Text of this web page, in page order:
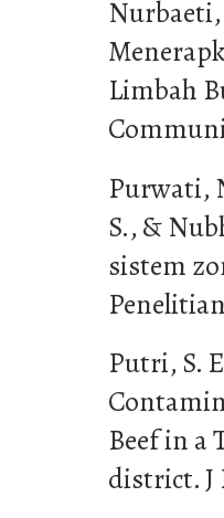
Nurbaeti,
Limbah
Purwati,
S., &
sistem
Putri, S.
Beef in a
district. J